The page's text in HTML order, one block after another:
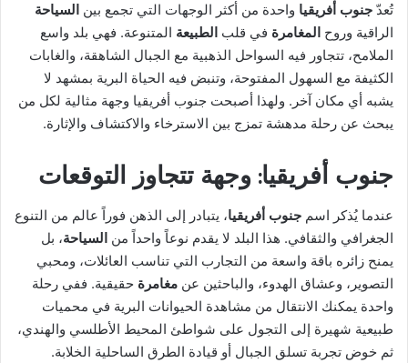
تُعدّ جنوب أفريقيا واحدة من أكثر الوجهات التي تجمع بين السياحة
الراقية وروح المغامرة في قلب الطبيعة المتنوعة. فهي بلد واسع
الملامح، تتجاور فيه السواحل الذهبية مع الجبال الشاهقة، والغابات
الكثيفة مع السهول المفتوحة، وتنبض فيه الحياة البرية بمشهد لا
يشبه أي مكان آخر. ولهذا أصبحت جنوب أفريقيا وجهة مثالية لكل من
يبحث عن رحلة مدهشة تمزج بين الاسترخاء والاكتشاف والإثارة.
جنوب أفريقيا: وجهة تتجاوز التوقعات
عندما يُذكر اسم جنوب أفريقيا، يتبادر إلى الذهن فوراً عالم من التنوع
الجغرافي والثقافي. هذا البلد لا يقدم نوعاً واحداً من السياحة، بل
يمنح زائره باقة واسعة من التجارب التي تناسب العائلات، ومحبي
التصوير، وعشاق الهدوء، والباحثين عن مغامرة حقيقية. ففي رحلة
واحدة يمكنك الانتقال من مشاهدة الحيوانات البرية في محميات
طبيعية شهيرة إلى التجول على شواطئ المحيط الأطلسي والهندي،
ثم خوض تجربة تسلق الجبال أو قيادة الطرق الساحلية الخلابة.